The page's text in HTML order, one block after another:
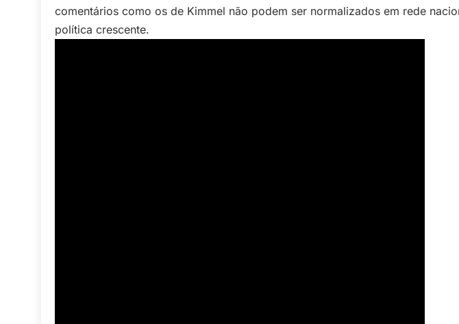
comentários como os de Kimmel não podem ser normalizados em rede
política crescente.